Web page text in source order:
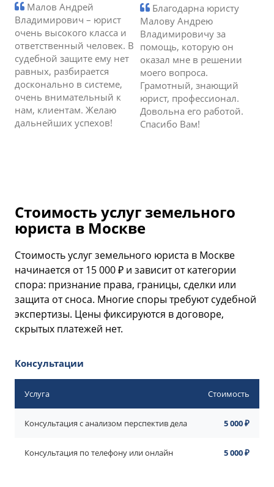
Малов Андрей
Владимирович – юрист
очень высокого класса и
ответственный человек. В
судебной защите ему нет
равных, разбирается
досконально в системе,
очень внимательный к
нам, клиентам. Желаю
дальнейших успехов!
Благодарна юристу
Малову Андрею
Владимировичу за
помощь, которую он
оказал мне в решении
моего вопроса.
Грамотный, знающий
юрист, профессионал.
Довольна его работой.
Спасибо Вам!
Стоимость услуг земельного
юриста в Москве
Стоимость услуг земельного юриста в Москве
начинается от 15 000 ₽ и зависит от категории
спора: признание права, границы, сделки или
защита от сноса. Многие споры требуют судебной
экспертизы. Цены фиксируются в договоре,
скрытых платежей нет.
Консультации
Услуга Стоимость
Консультация с анализом перспектив дела 5 000 ₽
Консультация по телефону или онлайн 5 000 ₽